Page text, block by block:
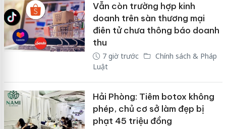
Vẫn còn trường hợp kinh
doanh trên sàn thương mại
điên tử chưa thông báo doanh
thu
7 giờ trước
Chính sách & Pháp
Luật
Hải Phòng: Tiêm botox không
phép, chủ cơ sở làm đẹp bị
phạt 45 triệu đồng